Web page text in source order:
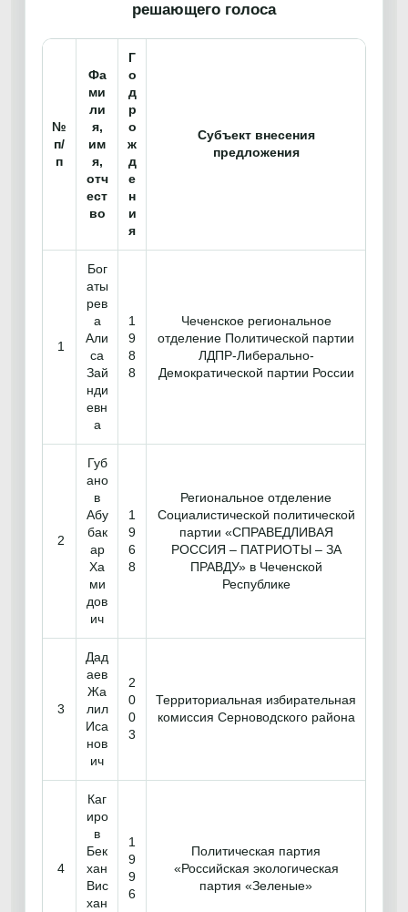
решающего голоса
№
п/
п
Фа
ми
ли
я,
им
я,
отч
ест
во
Г
о
д
р
о
ж
д
е
н
и
я
Субъект внесения
предложения
1
Бог
аты
рев
а
Али
са
Зай
нди
евн
а
1
9
8
8
Чеченское региональное
отделение Политической партии
ЛДПР-Либерально-
Демократической партии России
2
Губ
ано
в
Абу
бак
ар
Ха
ми
дов
ич
1
9
6
8
Региональное отделение
Социалистической политической
партии «СПРАВЕДЛИВАЯ
РОССИЯ – ПАТРИОТЫ – ЗА
ПРАВДУ» в Чеченской
Республике
3
Дад
аев
Жа
лил
Иса
нов
ич
2
0
0
3
Территориальная избирательная
комиссия Серноводского района
4
Каг
иро
в
Бек
хан
Вис
хан
1
9
9
6
Политическая партия
«Российская экологическая
партия «Зеленые»